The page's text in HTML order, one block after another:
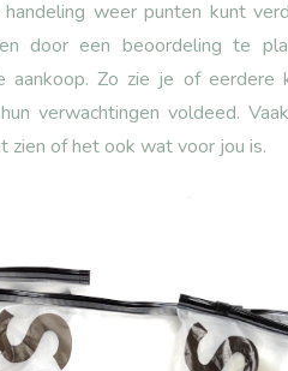
weer punten kunt
door een beoordeling te
aankoop. Zo zie je of
verwachtingen voldeed.
zien of het ook wat voor jou is.